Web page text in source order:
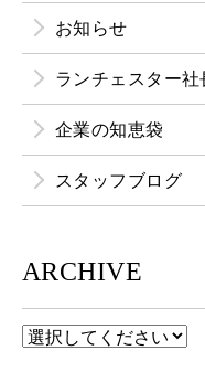
お知らせ
ランチェスター社
企業の知恵袋
スタッフブログ
ARCHIVE